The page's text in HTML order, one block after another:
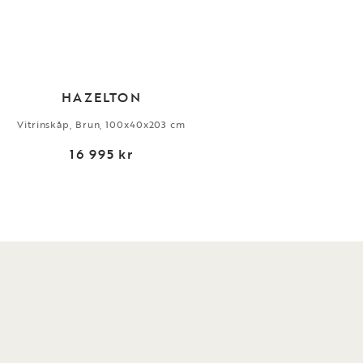
HAZELTON
Vitrinskåp, Brun, 100x40x203 cm
16 995 kr